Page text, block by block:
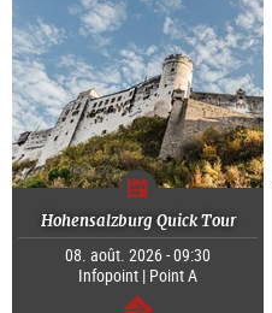
Hohensalzburg Quick Tour
08. août. 2026 - 09:30
Infopoint | Point A